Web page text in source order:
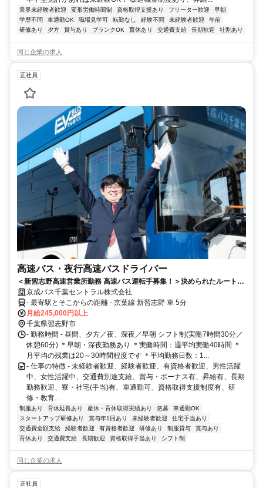
業界未経験者歓迎 変形労働時間制 資格取得支援あり フリーター歓迎
早朝
学歴不問
車通勤OK 職場見学可 転勤なし 経験不問 未経験者歓迎
午前
研修あり
夕方 賞与あり ブランクOK 育休あり 交通費支給 長期歓迎 社割あり
同じ企業の求人
正社員
高速バス・夜行高速バスドライバー
＜新習志野高速営業所勤務 高速バス運転手募集！＞決められたルートを
定期運行する高速バスの乗務です。高速道路が中心で接客は少なめ。安
全運転と丁寧なアナウンスで快適な移動を支えます。未経験スタートで
も安心の運転士養成制度があります♪大型二種免許取得の教習費用は当社
が全額負担！！
京成バス千葉セントラル株式会社
- 最寄駅とそこからの距離 - 京葉線 新習志野 車 5分
月給245,000円以上
千葉県習志野市
- 勤務時間 - 昼間、夕方／夜、深夜／早朝 シフト制(実働7時間30分／
休憩60分) ＊早朝・深夜勤務あり ＊実働時間：週平均実働40時間 ＊
月平均の残業は20～30時間程度です ＊平均勤務日数：1...
- 仕事の特徴 - 未経験者歓迎、経験者歓迎、有資格者歓迎、男性活躍
中、女性活躍中、交通費別途支給、賞与・ボーナス有、昇給有、長期
勤務歓迎、寮・社宅(手当)有、車通勤可、資格取得支援制度有、研
修・教育...
制服あり 育休延長あり 産休・育休取得実績あり 急募
車通勤OK
スタートアップ研修あり
賞与年1回あり 未経験者歓迎
住宅手当あり
交通費全額支給
経験者歓迎 有資格者歓迎 研修あり 制服貸与
賞与あり
育休あり
交通費支給 長期歓迎 資格取得手当あり シフト制
同じ企業の求人
正社員